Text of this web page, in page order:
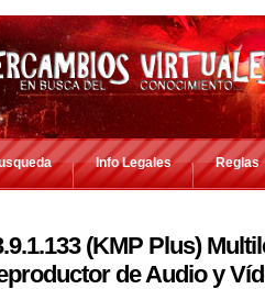
Info Legales Reglas
(KMP Plus)
de Audio y